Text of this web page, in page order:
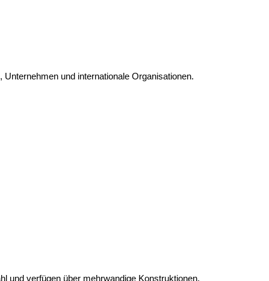
und internationale Organisationen.
und verfügen über mehrwandige Konstruktionen.